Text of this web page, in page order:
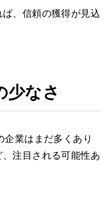
、信頼の獲得が見込
少なさ
企業はまだ多くあり
注目される可能性あ